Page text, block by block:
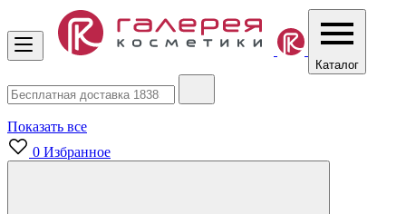
Каталог
Показать все
0 Избранное